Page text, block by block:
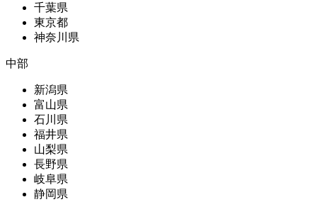
千葉県
東京都
神奈川県
中部
新潟県
富山県
石川県
福井県
山梨県
長野県
岐阜県
静岡県